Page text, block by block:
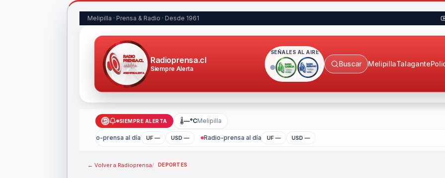
Melipilla · Prensa & Radio · Desde 1961
Radioprensa.cl
Siempre Alerta
SEÑALES AL AIRE
Buscar MelipillaTalagante
SIEMPRE ALERTA 🌡—°CMelipilla
Radio-prensa al día UF — USD — Radio-prensa al día UF — USD —
← Volver a Radioprensa/ DEPORTES